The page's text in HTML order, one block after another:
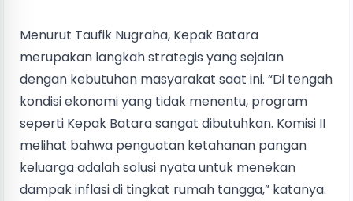
Menurut Taufik Nugraha, Kepak Batara
merupakan langkah strategis yang sejalan
dengan kebutuhan masyarakat saat ini. “Di tengah
kondisi ekonomi yang tidak menentu, program
seperti Kepak Batara sangat dibutuhkan. Komisi II
melihat bahwa penguatan ketahanan pangan
keluarga adalah solusi nyata untuk menekan
dampak inflasi di tingkat rumah tangga,” katanya.